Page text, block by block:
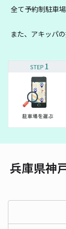
全て予約制駐車
また、アキッパ
兵庫県神